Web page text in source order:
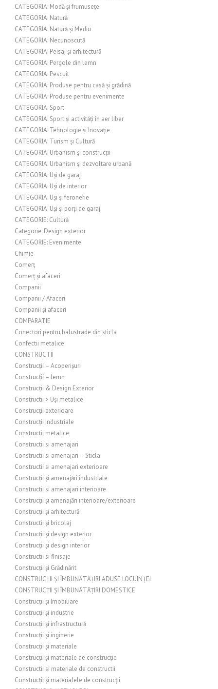
CATEGORIA: Modă și frumusețe
CATEGORIA: Natură
CATEGORIA: Natură și Mediu
CATEGORIA: Necunoscută
CATEGORIA: Peisaj și arhitectură
CATEGORIA: Pergole din lemn
CATEGORIA: Pescuit
CATEGORIA: Produse pentru casă și grădină
CATEGORIA: Produse pentru evenimente
CATEGORIA: Sport
CATEGORIA: Sport și activități în aer liber
CATEGORIA: Tehnologie și Inovație
CATEGORIA: Turism și Cultură
CATEGORIA: Urbanism și construcții
CATEGORIA: Urbanism și dezvoltare urbană
CATEGORIA: Uși de garaj
CATEGORIA: Uși de interior
CATEGORIA: Uși și feronerie
CATEGORIA: Uși și porți de garaj
CATEGORIE: Cultură
Categorie: Design exterior
CATEGORIE: Evenimente
Chimie
Comerț
Comerț și afaceri
Companii
Companii / Afaceri
Companii și afaceri
COMPARATIE
Conectori pentru balustrade din sticla
Confectii metalice
CONSTRUCTII
Construcții – Acoperișuri
Construcții – lemn
Construcții & Design Exterior
Constructii > Uși metalice
Construcții exterioare
Construcții Industriale
Constructii metalice
Constructii si amenajari
Constructii si amenajari – Sticla
Constructii si amenajari exterioare
Construcții și amenajări industriale
Constructii si amenajari interioare
Construcții și amenajări interioare/exterioare
Construcții și arhitectură
Constructii și bricolaj
Construcții și design exterior
Construcții și design interior
Constructii si finisaje
Construcții și Grădinărit
CONSTRUCȚII ȘI ÎMBUNĂTĂȚIRI ADUSE LOCUINȚEI
CONSTRUCȚII ȘI ÎMBUNĂTĂȚIRI DOMESTICE
Construcții și Imobiliare
Construcții și industrie
Construcții și infrastructură
Construcții și inginerie
Construcții și materiale
Construcții și materiale de construcție
Constructii si materiale de constructii
Construcții și materialele de construcții